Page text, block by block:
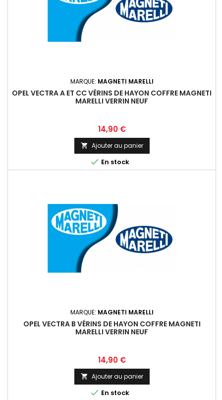
MARQUE: MAGNETI MARELLI
OPEL VECTRA A ET CC VÉRINS DE HAYON COFFRE MAGNETI
MARELLI VERRIN NEUF
Prix
14,90 €
 Ajouter au panier
 En stock
MARQUE: MAGNETI MARELLI
OPEL VECTRA B VÉRINS DE HAYON COFFRE MAGNETI
MARELLI VERRIN NEUF
Prix
14,90 €
 Ajouter au panier
 En stock